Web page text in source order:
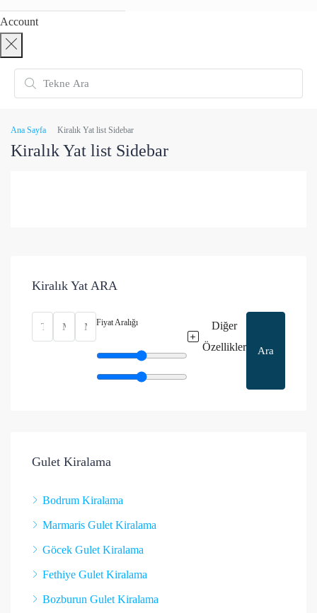
Account
Ana Sayfa Kiralık Yat list Sidebar
Kiralık Yat list Sidebar
Kiralık Yat ARA
Fiyat Aralığı
Diğer
Özellikler
Ara
Gulet Kiralama
Bodrum Kiralama
Marmaris Gulet Kiralama
Göcek Gulet Kiralama
Fethiye Gulet Kiralama
Bozburun Gulet Kiralama